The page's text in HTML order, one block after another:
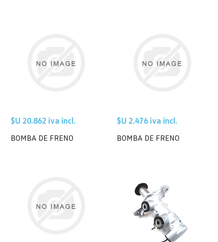
$U 20.862 iva incl.
BOMBA DE FRENO
$U 2.476 iva incl.
BOMBA DE FRENO